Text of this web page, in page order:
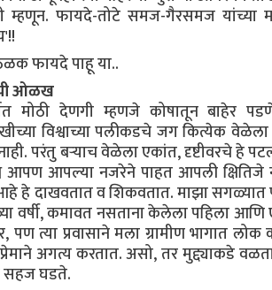
म्हणून. फायदे-तोटे समज-गैरसमज यांच्या
फायदे पाहू या..
ओळख
मोठी देणगी म्हणजे कोषातून बाहेर
विश्वाच्या पलीकडचे जग कित्येक
परंतु बऱ्याच वेळेला एकांत, दृष्टीवरचे हे
आपण आपल्या नजरेने पाहत आपली
हे दाखवतात व शिकवतात. माझा
वर्षी, कमावत नसताना केलेला पहिला
पण त्या प्रवासाने मला ग्रामीण भागात
अगत्य करतात. असो, तर मुद्द्याकडे
सहज घडते.